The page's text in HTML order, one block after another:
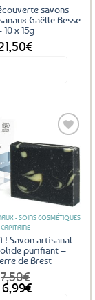
savons
Gaëlle Besse
10 x 15g
€
Ajouter
aux
favoris
- SOINS COSMÉTIQUES
CAPITAINE
! Savon artisanal
purifiant –
de Brest
7,50€
Le
prix
6,99€
Le
prix